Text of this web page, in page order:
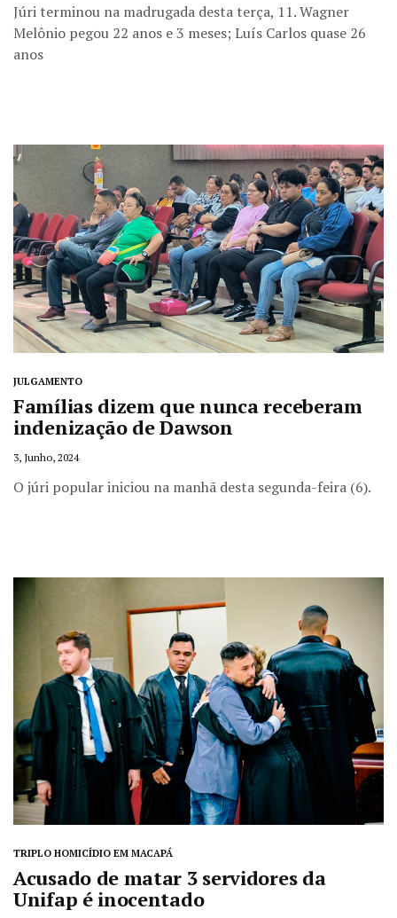
Júri terminou na madrugada desta terça, 11. Wagner
Melônio pegou 22 anos e 3 meses; Luís Carlos quase 26
anos
JULGAMENTO
Famílias dizem que nunca receberam
indenização de Dawson
3, Junho, 2024
O júri popular iniciou na manhã desta segunda-feira (6).
TRIPLO HOMICÍDIO EM MACAPÁ
Acusado de matar 3 servidores da
Unifap é inocentado